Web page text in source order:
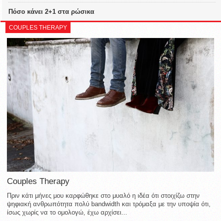
Πόσο κάνει 2+1 στα ρώσικα
COUPLES THERAPY
Couples Therapy
Πριν κάτι μήνες μου καρφώθηκε στο μυαλό η ιδέα ότι στοιχίζω στην
ψηφιακή ανθρωπότητα πολύ bandwidth και τρόμαξα με την υποψία ότι,
ίσως χωρίς να το ομολογώ, έχω αρχίσει...